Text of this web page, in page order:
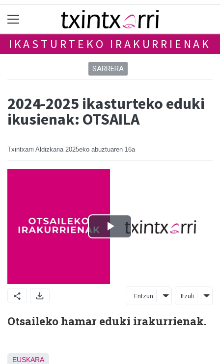
IKASTURTEKO IRAKURRIENAK
SARRERA
2024-2025 ikasturteko eduki
ikusienak: OTSAILA
Txintxarri Aldizkaria 2025eko abuztuaren 16a
Entzun Itzuli
Otsaileko hamar eduki irakurrienak.
EUSKARA